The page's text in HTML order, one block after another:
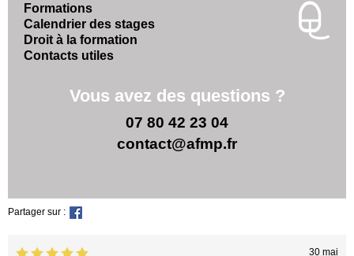
Formations
Calendrier des stages
Droit à la formation
Contacts utiles
Vous avez des questions ?
07 80 42 23 04
contact@afmp.fr
Partager sur :
30 mai